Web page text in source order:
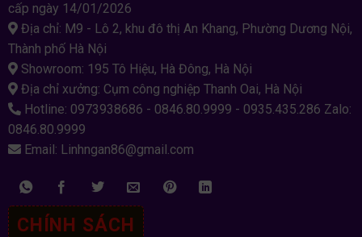
cấp ngày 14/01/2026
Địa chỉ: M9 - Lô 2, khu đô thị An Khang, Phường Dương Nội,
Thành phố Hà Nội
Showroom: 195 Tô Hiệu, Hà Đông, Hà Nội
Địa chỉ xưởng: Cụm công nghiệp Thanh Oai, Hà Nội
Hotline: 0973938686 - 0846.80.9999 - 0935.435.286 Zalo:
0846.80.9999
Email: Linhngan86@gmail.com
CHÍNH SÁCH